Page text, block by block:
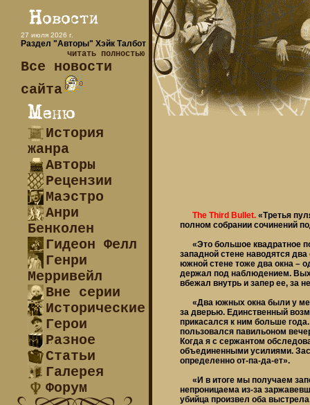
27 июля 2026 г.
Раздел "Авторы" Хэйк Талбот
читать полностью
Все новости
сайта
История
жанра
Авторы
Рецензии
Маэстро
Анри
Бенколен
Гидеон Фелл
Генри
Мерривейл
Вне серии
Исторические
Герои
Разное
Статьи
Галерея
Форум
The Third Bullet. «Третья
полном собрании сочинений
«Это большое квадратное
западной стене наводятся
южной стене тоже два окна –
держал под наблюдением.
вбежал внутрь и запер ее, за
«Два южных окна были у
за дверью. Единственный
прикасался к ним больше
пользовался павильоном
Когда я с сержантом
объединенными усилиями.
определенно от-па-да-ет».
«И в итоге мы получаем
непроницаема из-за
убийца произвел оба